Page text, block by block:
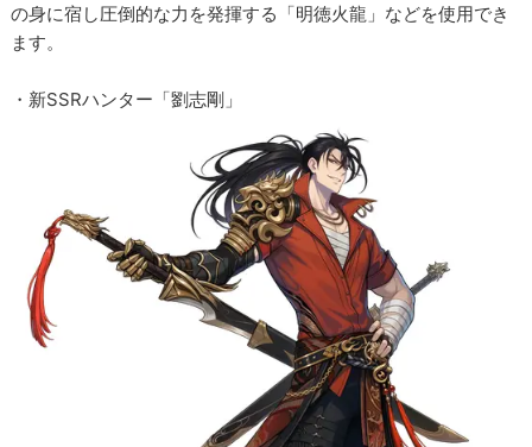
の身に宿し圧倒的な力を発揮する「明徳火龍」などを使用でき
ます。
・新SSRハンター「劉志剛」